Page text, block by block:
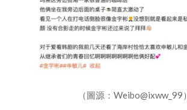
（圖源：Weibo@ixww_99）